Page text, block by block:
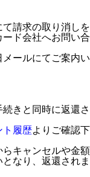
請求の取り消しを
ド会社へお問い合
ールにてご案内い
きと同時に返還さ
ト履歴よりご確認下
キャンセルや金額
なり、返還されま